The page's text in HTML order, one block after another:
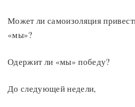
Может ли самоизоляция
«мы»?
Одержит ли «мы» победу?
До следующей недели,